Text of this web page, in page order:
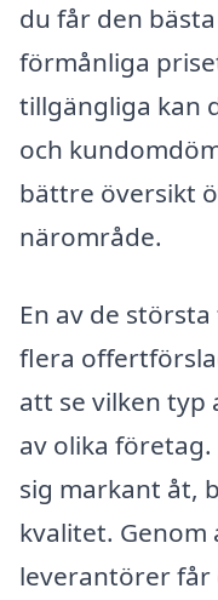
du får den
förmånliga
tillgängliga kan
och
bättre översikt
närområde.
En av de
flera
att se vilken typ
av olika
sig markant åt,
kvalitet.
leverantörer får